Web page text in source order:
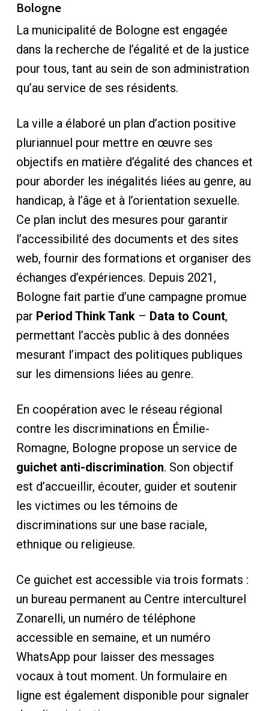
Bologne
La municipalité de Bologne est engagée
dans la recherche de l’égalité et de la justice
pour tous, tant au sein de son administration
qu’au service de ses résidents.
La ville a élaboré un plan d’action positive
pluriannuel pour mettre en œuvre ses
objectifs en matière d’égalité des chances et
pour aborder les inégalités liées au genre, au
handicap, à l’âge et à l’orientation sexuelle.
Ce plan inclut des mesures pour garantir
l’accessibilité des documents et des sites
web, fournir des formations et organiser des
échanges d’expériences. Depuis 2021,
Bologne fait partie d’une campagne promue
par Period Think Tank– Data to Count,
permettant l’accès public à des données
mesurant l’impact des politiques publiques
sur les dimensions liées au genre.
En coopération avec le réseau régional
contre les discriminations en Émilie-
Romagne, Bologne propose un service de
guichet anti-discrimination. Son objectif
est d’accueillir, écouter, guider et soutenir
les victimes ou les témoins de
discriminations sur une base raciale,
ethnique ou religieuse.
Ce guichet est accessible via trois formats :
un bureau permanent au Centre interculturel
Zonarelli, un numéro de téléphone
accessible en semaine, et un numéro
WhatsApp pour laisser des messages
vocaux à tout moment. Un formulaire en
ligne est également disponible pour signaler